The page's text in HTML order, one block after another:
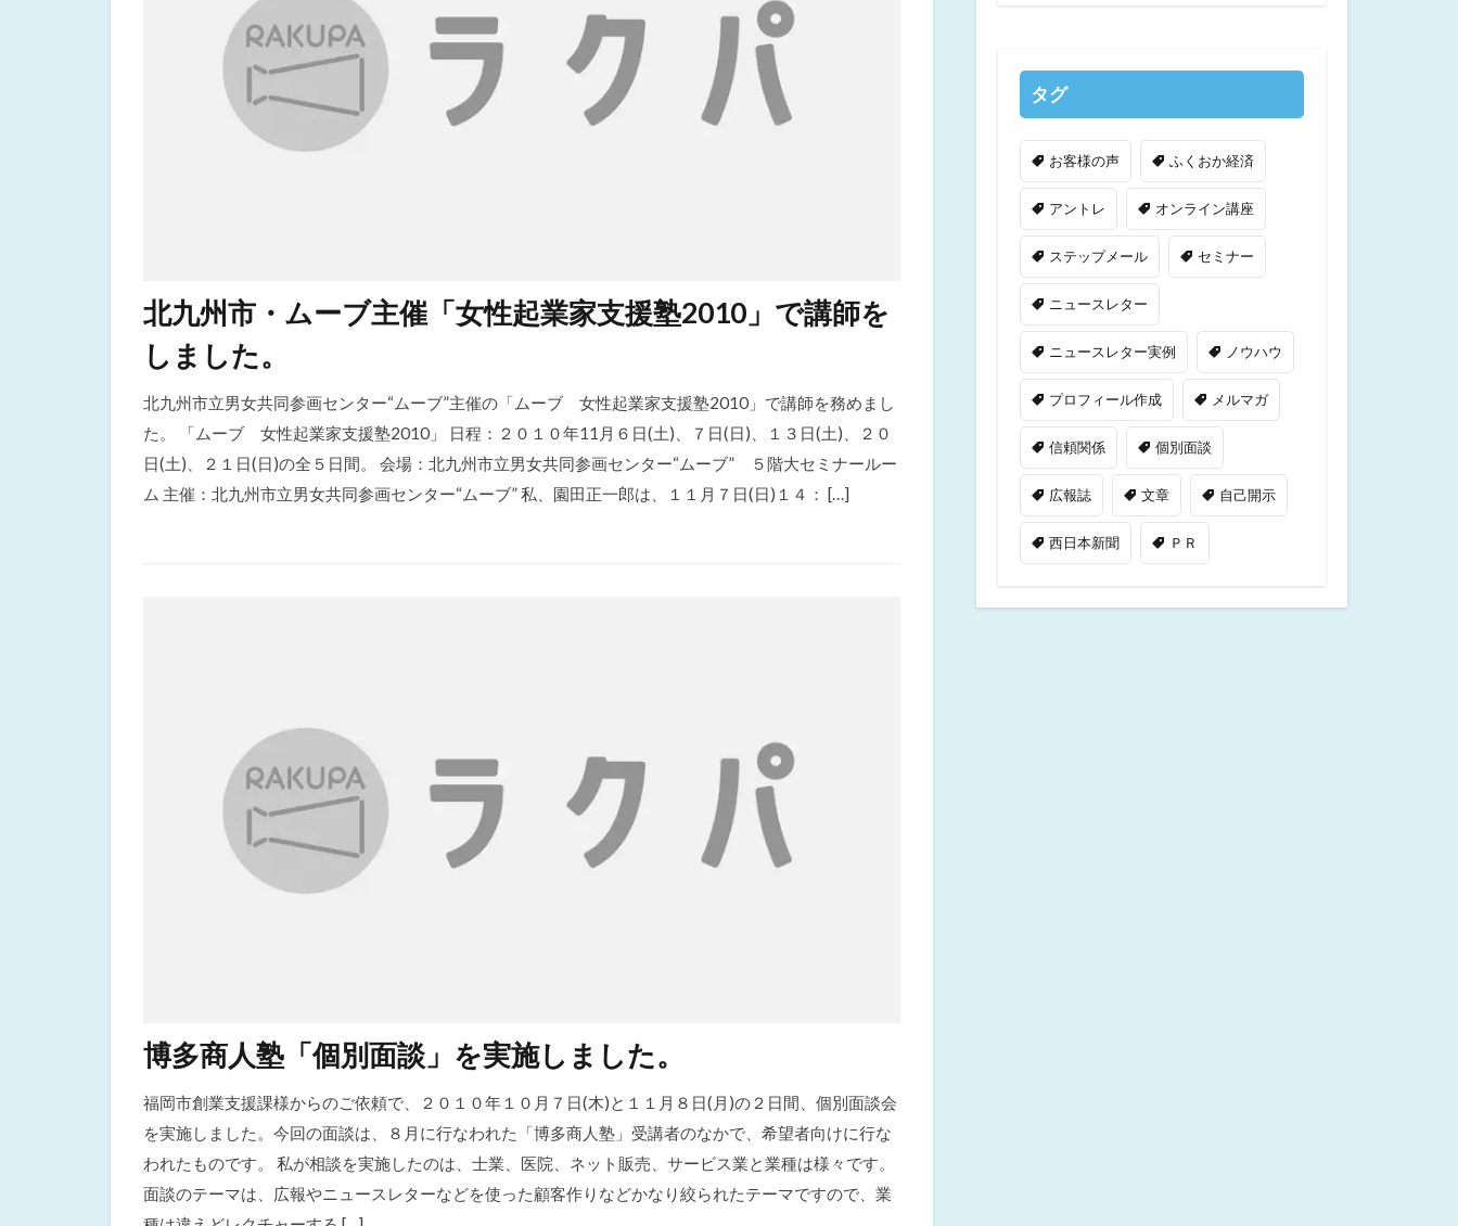
北九州市・ムーブ主催「女性起業家支援塾2010」で講師を
しました。
北九州市立男女共同参画センター“ムーブ”主催の「ムーブ 女性起業家支援塾2010」で講師を務めまし
た。 「ムーブ 女性起業家支援塾2010」 日程：２０１０年11月６日(土)、７日(日)、１３日(土)、２０
日(土)、２１日(日)の全５日間。 会場：北九州市立男女共同参画センター“ムーブ” ５階大セミナールー
ム 主催：北九州市立男女共同参画センター“ムーブ” 私、園田正一郎は、１１月７日(日)１４： […]
博多商人塾「個別面談」を実施しました。
福岡市創業支援課様からのご依頼で、２０１０年１０月７日(木)と１１月８日(月)の２日間、個別面談会
を実施しました。今回の面談は、８月に行なわれた「博多商人塾」受講者のなかで、希望者向けに行な
われたものです。 私が相談を実施したのは、士業、医院、ネット販売、サービス業と業種は様々です。
面談のテーマは、広報やニュースレターなどを使った顧客作りなどかなり絞られたテーマですので、業
タグ
お客様の声 ふくおか経済
アントレ オンライン講座
ステップメール セミナー
ニュースレター
ニュースレター実例 ノウハウ
プロフィール作成 メルマガ
信頼関係 個別面談
広報誌 文章 自己開示
西日本新聞 ＰＲ